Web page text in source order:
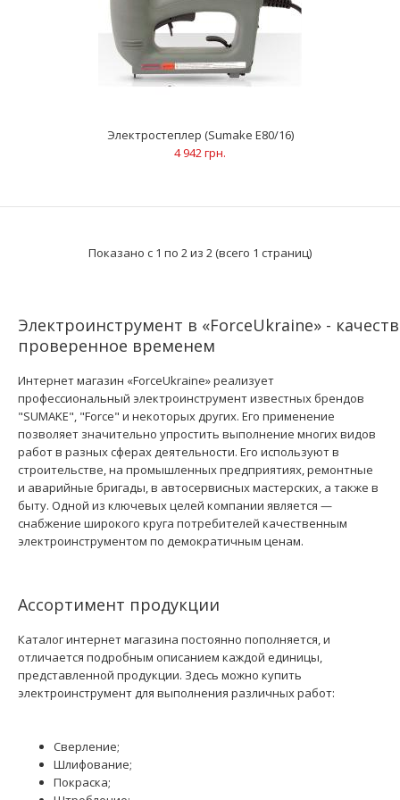
4 942 грн.
Электростеплер Sumake E80/16 это компактное и мощное
Электростеплер (Sumake E80/16)
4 942 грн.
Показано с 1 по 2 из 2 (всего 1 страниц)
Электроинструмент в «ForceUkraine» -
проверенное временем
Интернет магазин «ForceUkraine» реализует
профессиональный электроинструмент известных брендов
"SUMAKE", "Force" и некоторых других. Его применение
позволяет значительно упростить выполнение многих видов
работ в разных сферах деятельности. Его используют в
строительстве, на промышленных предприятиях, ремонтные
и аварийные бригады, в автосервисных мастерских, а также в
быту. Одной из ключевых целей компании является —
снабжение широкого круга потребителей качественным
электроинструментом по демократичным ценам.
Ассортимент продукции
Каталог интернет магазина постоянно пополняется, и
отличается подробным описанием каждой единицы,
представленной продукции. Здесь можно купить
электроинструмент для выполнения различных работ:
Сверление;
Шлифование;
Покраска;